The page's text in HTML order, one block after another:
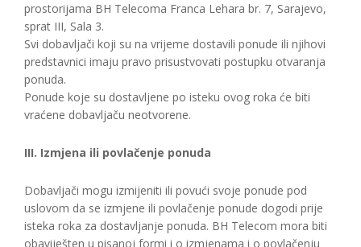
prostorijama BH Telecoma Franca Lehara br. 7, Sarajevo,
sprat III, Sala 3.
Svi dobavljači koji su na vrijeme dostavili ponude ili njihovi
predstavnici imaju pravo prisustvovati postupku otvaranja
ponuda.
Ponude koje su dostavljene po isteku ovog roka će biti
vraćene dobavljaču neotvorene.
III. Izmjena ili povlačenje ponuda
Dobavljači mogu izmijeniti ili povući svoje ponude pod
uslovom da se izmjene ili povlačenje ponude dogodi prije
isteka roka za dostavljanje ponuda. BH Telecom mora biti
obaviješten u pisanoj formi i o izmjenama i o povlačenju